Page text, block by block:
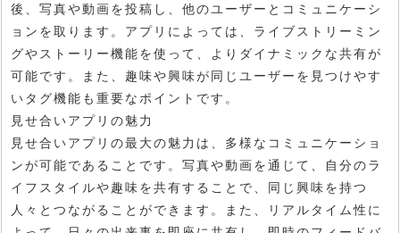
後、写真や動画を投稿し、他のユーザーとコミュニケーシ
ョンを取ります。アプリによっては、ライブストリーミン
グやストーリー機能を使って、よりダイナミックな共有が
可能です。また、趣味や興味が同じユーザーを見つけやす
いタグ機能も重要なポイントです。
見せ合いアプリの魅力
見せ合いアプリの最大の魅力は、多様なコミュニケーショ
ンが可能であることです。写真や動画を通じて、自分のラ
イフスタイルや趣味を共有することで、同じ興味を持つ
人々とつながることができます。また、リアルタイム性に